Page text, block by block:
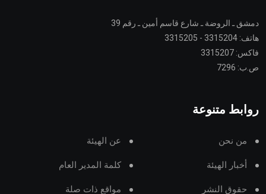
دمشق ـ الروضة ـ شارع قاسم أمين ـ رقم 39
هاتف: 3315204 - 3315205
فاكس: 3315207
ص.ب: 7296
روابط متنوعة
من نحن عن الهيئة
أخبار الهيئة كلمة المدير العام
حقوق النشر مواقع ذات صلة